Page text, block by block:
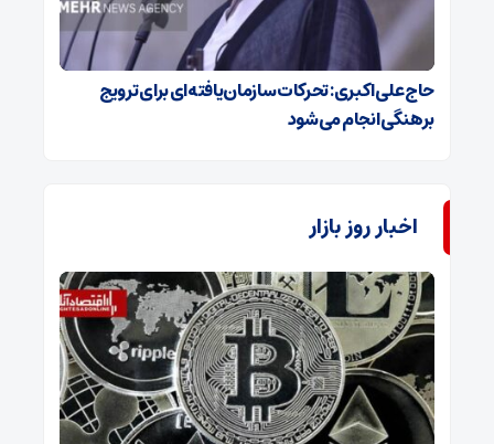
حاج‌علی‌اکبری: تحرکات سازمان‌یافته‌ای برای ترویج
برهنگی انجام می‌شود
اخبار روز بازار